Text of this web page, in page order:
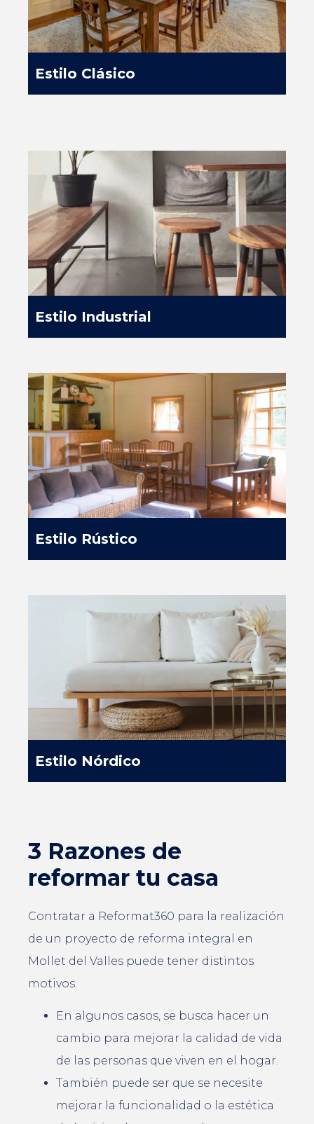
Estilo Clásico
Estilo Industrial
Estilo Rústico
Estilo Nórdico
3 Razones de
reformar tu casa
Contratar a Reformat360 para la realización
de un proyecto de reforma integral en
Mollet del Valles puede tener distintos
motivos.
En algunos casos, se busca hacer un
cambio para mejorar la calidad de vida
de las personas que viven en el hogar.
También puede ser que se necesite
mejorar la funcionalidad o la estética